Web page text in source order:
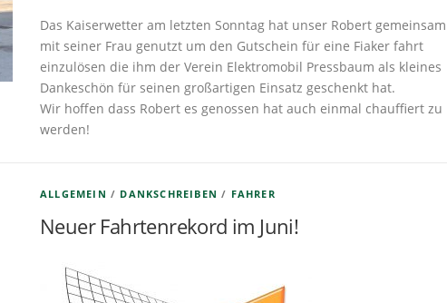
Das Kaiserwetter am letzten Sonntag hat unser Robert gemeinsam
mit seiner Frau genutzt um den Gutschein für eine Fiaker fahrt
einzulösen die ihm der Verein Elektromobil Pressbaum als kleines
Dankeschön für seinen großartigen Einsatz geschenkt hat.
Wir hoffen dass Robert es genossen hat auch einmal chauffiert zu
werden!
ALLGEMEIN / DANKSCHREIBEN / FAHRER
Neuer Fahrtenrekord im Juni!